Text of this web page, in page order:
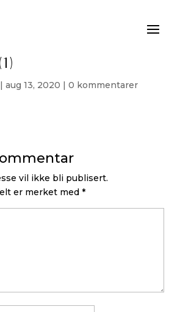
| aug 13, 2020 | 0 kommentarer
vil ikke bli publisert.
er merket med *